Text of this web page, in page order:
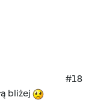
#18
bliżej